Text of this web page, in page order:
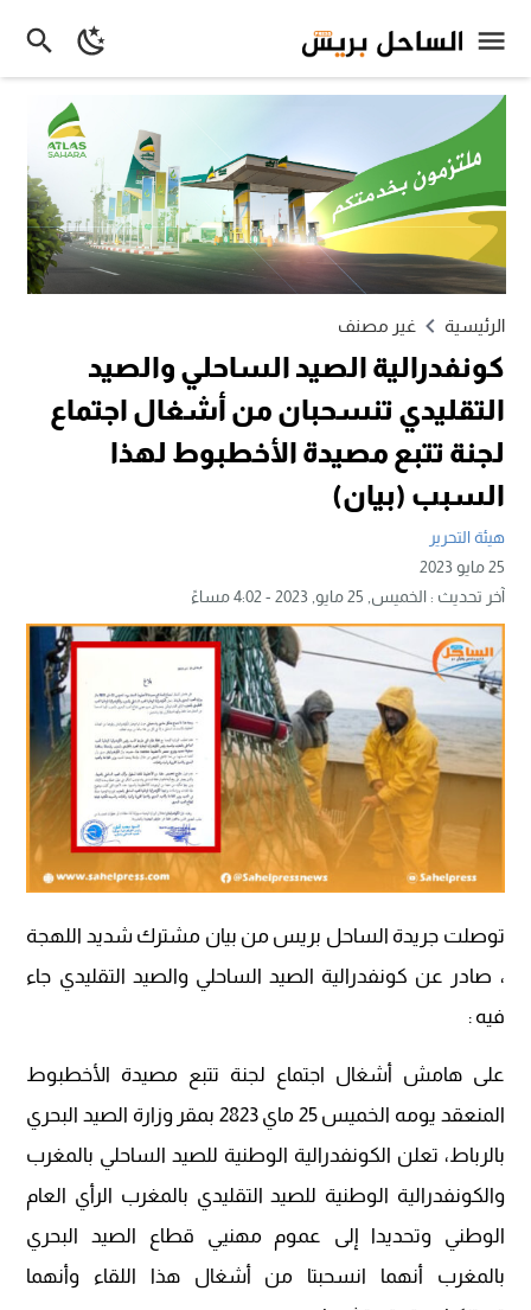
الرئيسية غير مصنف
كونفدرالية الصيد الساحلي والصيد
التقليدي تنسحبان من أشغال اجتماع
لجنة تتبع مصيدة الأخطبوط لهذا
السبب (بيان)
هيئة التحرير
25 مايو 2023
آخر تحديث :الخميس, 25 مايو, 2023 - 4:02 مساءً
توصلت جريدة الساحل بريس من بيان مشترك شديد اللهجة
، صادر عن كونفدرالية الصيد الساحلي والصيد التقليدي جاء
فيه :
على هامش أشغال اجتماع لجنة تتبع مصيدة الأخطبوط
المنعقد يومه الخميس 25 ماي 2823 بمقر وزارة الصيد البحري
بالرباط، تعلن الكونفدرالية الوطنية للصيد الساحلي بالمغرب
والكونفدرالية الوطنية للصيد التقليدي بالمغرب الرأي العام
الوطني وتحديدا إلى عموم مهنيي قطاع الصيد البحري
بالمغرب أنهما انسحبتا من أشغال هذا اللقاء وأنهما